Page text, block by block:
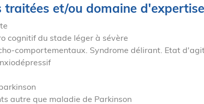
traitées et/ou domaine
cognitif du stade léger à sévère
comportementaux. Syndrome délirant. Etat
autre que maladie de Parkinson